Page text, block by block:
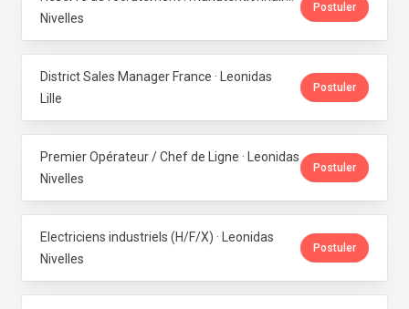
Nivelles
Postuler
District Sales Manager France · Leonidas
Lille
Postuler
Premier Opérateur / Chef de Ligne · Leonidas
Nivelles
Postuler
Electriciens industriels (H/F/X) · Leonidas
Nivelles
Postuler